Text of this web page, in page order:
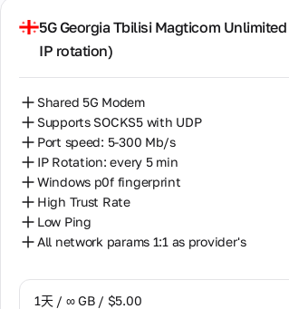
30天 / ∞ GB / $50.00
5G Georgia Tbilisi Magticom Unlimited
IP rotation)
Shared 5G Modem
Supports SOCKS5 with UDP
Port speed: 5-300 Mb/s
IP Rotation: every 5 min
Windows p0f fingerprint
High Trust Rate
Low Ping
All network params 1:1 as provider's
1天 / ∞ GB / $5.00